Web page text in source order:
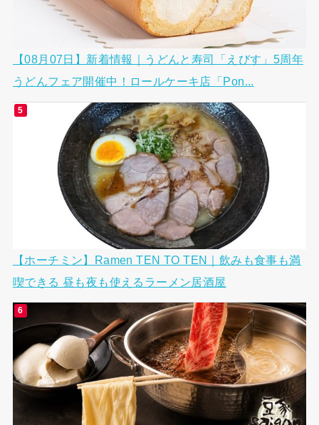
【08月07日】新着情報｜うどんと寿司「えびす」5周年
うどんフェア開催中！ロールケーキ店「Pon...
【ホーチミン】Ramen TEN TO TEN｜飲みも食事も満
喫できる 昼も夜も使えるラーメン居酒屋